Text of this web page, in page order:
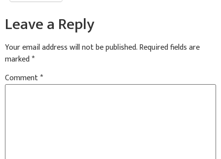
Leave a Reply
Your email address will not be published.Required fields are
marked*
Comment*